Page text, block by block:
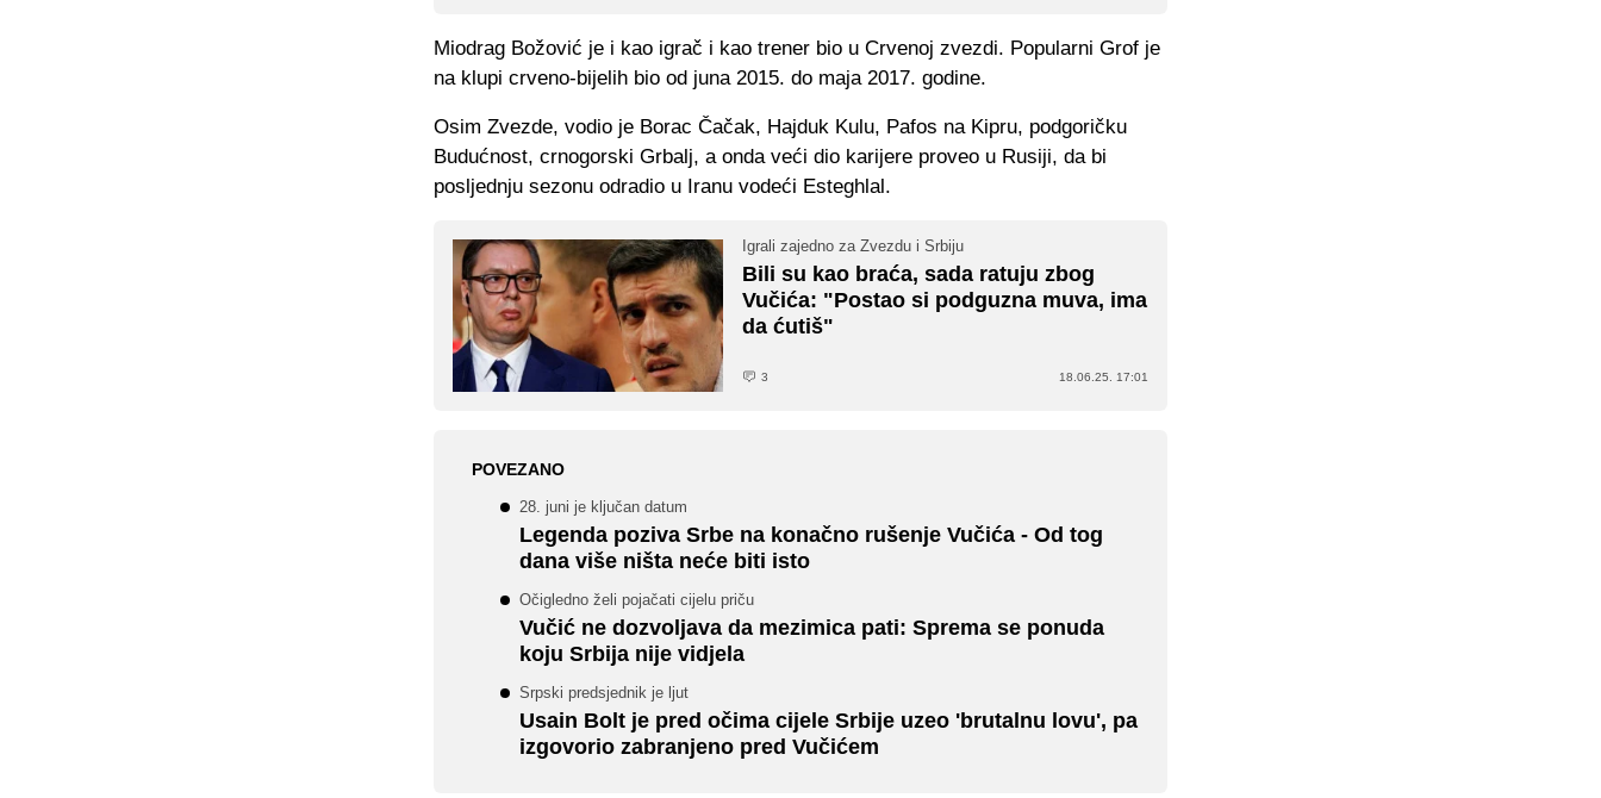
Miodrag Božović je i kao igrač i kao trener bio u Crvenoj zvezdi. Popularni Grof je
na klupi crveno-bijelih bio od juna 2015. do maja 2017. godine.
Osim Zvezde, vodio je Borac Čačak, Hajduk Kulu, Pafos na Kipru, podgoričku
Budućnost, crnogorski Grbalj, a onda veći dio karijere proveo u Rusiji, da bi
posljednju sezonu odradio u Iranu vodeći Esteghlal.
Igrali zajedno za Zvezdu i Srbiju
Bili su kao braća, sada ratuju zbog
Vučića: "Postao si podguzna muva, ima
da ćutiš"
3 18.06.25. 17:01
POVEZANO
28. juni je ključan datum
Legenda poziva Srbe na konačno rušenje Vučića - Od tog
dana više ništa neće biti isto
Očigledno želi pojačati cijelu priču
Vučić ne dozvoljava da mezimica pati: Sprema se ponuda
koju Srbija nije vidjela
Srpski predsjednik je ljut
Usain Bolt je pred očima cijele Srbije uzeo 'brutalnu lovu', pa
izgovorio zabranjeno pred Vučićem